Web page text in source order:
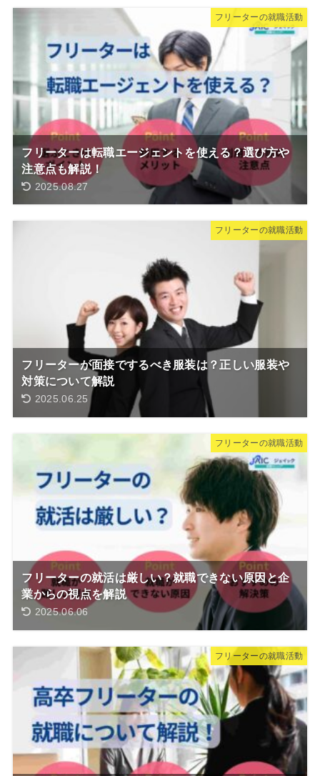
フリーターの就職活動
フリーターは転職エージェントを使える？選び方や
注意点も解説！
2025.08.27
フリーターの就職活動
フリーターが面接でするべき服装は？正しい服装や
対策について解説
2025.06.25
フリーターの就職活動
フリーターの就活は厳しい？就職できない原因と企
業からの視点を解説
2025.06.06
フリーターの就職活動